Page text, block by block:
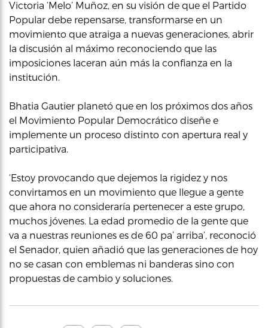
Victoria ‘Melo’ Muñoz, en su visión de que el Partido
Popular debe repensarse, transformarse en un
movimiento que atraiga a nuevas generaciones, abrir
la discusión al máximo reconociendo que las
imposiciones laceran aún más la confianza en la
institución.
Bhatia Gautier planetó que en los próximos dos años
el Movimiento Popular Democrático diseñe e
implemente un proceso distinto con apertura real y
participativa.
‘Estoy provocando que dejemos la rigidez y nos
convirtamos en un movimiento que llegue a gente
que ahora no consideraría pertenecer a este grupo,
muchos jóvenes. La edad promedio de la gente que
va a nuestras reuniones es de 60 pa’ arriba’, reconoció
el Senador, quien añadió que las generaciones de hoy
no se casan con emblemas ni banderas sino con
propuestas de cambio y soluciones.